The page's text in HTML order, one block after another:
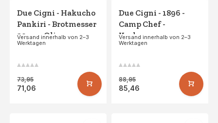
Due Cigni - Hakucho
Pankiri - Brotmesser
20cm - Olive
Versand innerhalb von 2–3
Werktagen
73,95
71,06
Due Cigni - 1896 -
Camp Chef -
Kochmesser -
Walnuss
Versand innerhalb von 2–3
Werktagen
88,95
85,46